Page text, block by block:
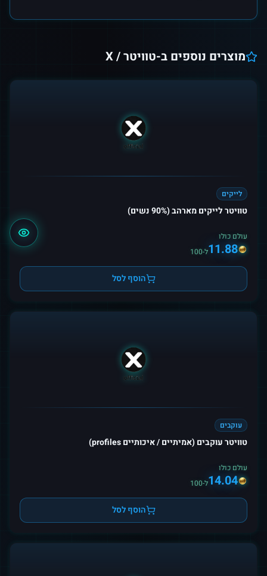
מוצרים נוספים ב-טוויטר / X
לייקים
טוויטר לייקים מארהב (90% נשים)
עולם כולו
11.88ל-100
הוסף לסל
עוקבים
טוויטר עוקבים (אמיתיים / איכותיים profiles)
עולם כולו
14.04ל-100
הוסף לסל